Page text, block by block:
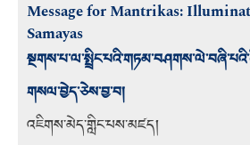
Message for Mantrikas:
Samayas
གསལ་བྱེད་ཅེས་བྱ་བ།
འཇིགས་མེད་གླིང་པས་མཛད།